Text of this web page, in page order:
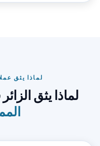
لماذا يثق
لماذا يثق